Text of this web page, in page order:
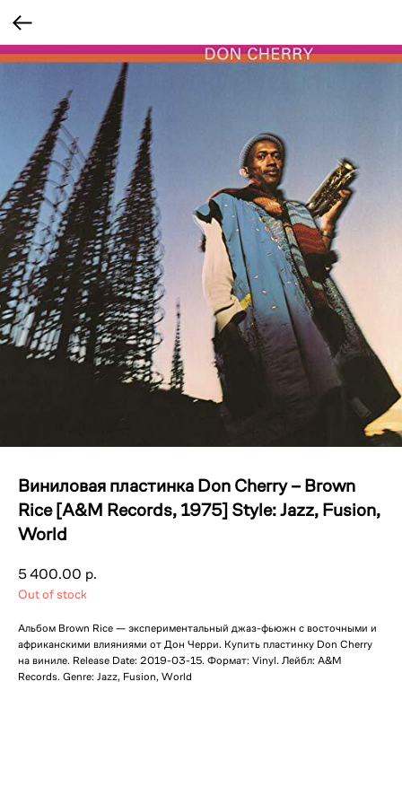
Виниловая пластинка Don Cherry – Brown
Rice [A&M Records, 1975] Style: Jazz, Fusion,
World
5 400.00 р.
Out of stock
Альбом Brown Rice — экспериментальный джаз-фьюжн с восточными и
африканскими влияниями от Дон Черри. Купить пластинку Don Cherry
на виниле. Release Date: 2019-03-15. Формат: Vinyl. Лейбл: A&M
Records. Genre: Jazz, Fusion, World